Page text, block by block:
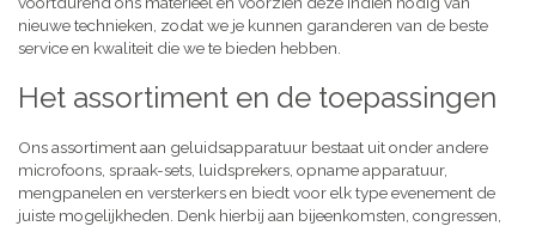
nieuwe technieken, zodat we je kunnen garanderen van de beste
service en kwaliteit die we te bieden hebben.
Het assortiment en de toepassingen
Ons assortiment aan geluidsapparatuur bestaat uit onder andere
microfoons, spraak-sets, luidsprekers, opname apparatuur,
mengpanelen en versterkers en biedt voor elk type evenement de
juiste mogelijkheden. Denk hierbij aan bijeenkomsten, congressen,